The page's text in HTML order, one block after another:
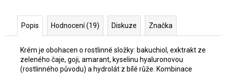
Popis Hodnocení (19) Diskuze Značka
Krém je obohacen o rostlinné složky: bakuchiol, exktrakt ze
zeleného čaje, goji, amarant, kyselinu hyaluronovou
(rostlinného původu) a hydrolát z bílé růže. Kombinace